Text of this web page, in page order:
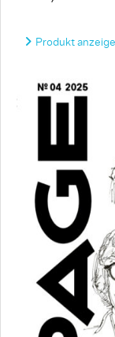
Produkt